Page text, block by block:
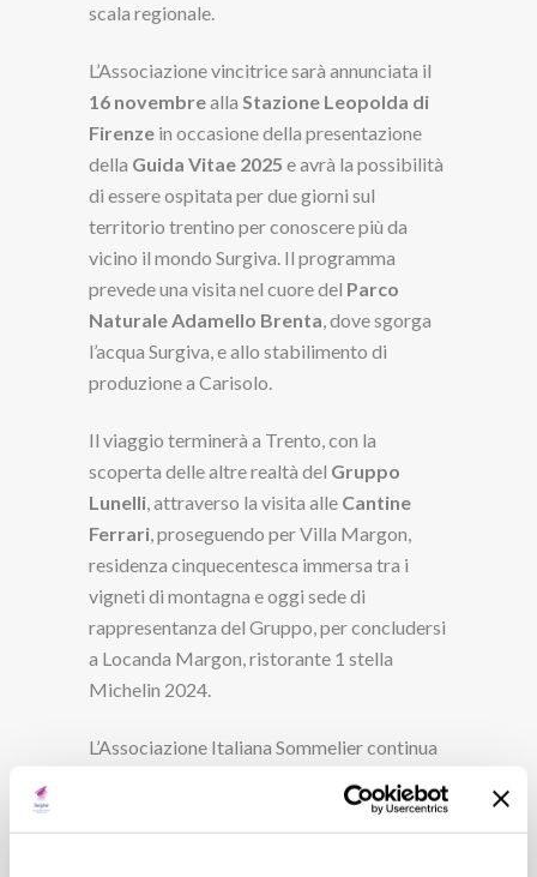
scala regionale.
L’Associazione vincitrice sarà annunciata il
16 novembrealla Stazione Leopolda di
Firenze in occasione della presentazione
della Guida Vitae 2025 e avrà la possibilità
di essere ospitata per due giorni sul
territorio trentino per conoscere più da
vicino il mondo Surgiva. Il programma
prevede una visita nel cuore del Parco
Naturale Adamello Brenta, dove sgorga
l’acqua Surgiva, e allo stabilimento di
produzione a Carisolo.
Il viaggio terminerà a Trento, con la
scoperta delle altre realtà del Gruppo
Lunelli, attraverso la visita alle Cantine
Ferrari, proseguendo per Villa Margon,
residenza cinquecentesca immersa tra i
vigneti di montagna e oggi sede di
rappresentanza del Gruppo, per concludersi
a Locanda Margon, ristorante 1 stella
Michelin 2024.
L’Associazione Italiana Sommelier continua
a scegliere Surgiva come sua acqua ufficiale,
grazie al bassissimo residuo fisso che la
rende particolarmente leggera e al suo